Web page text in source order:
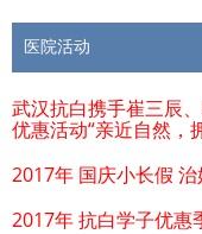
医院活动
武汉抗白携手崔三辰
优惠活动“亲近自然，
2017年 国庆小长假
2017年 抗白学子优惠